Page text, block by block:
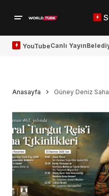
YouTubeCanlı Yayın
Anasayfa Güney Deniz